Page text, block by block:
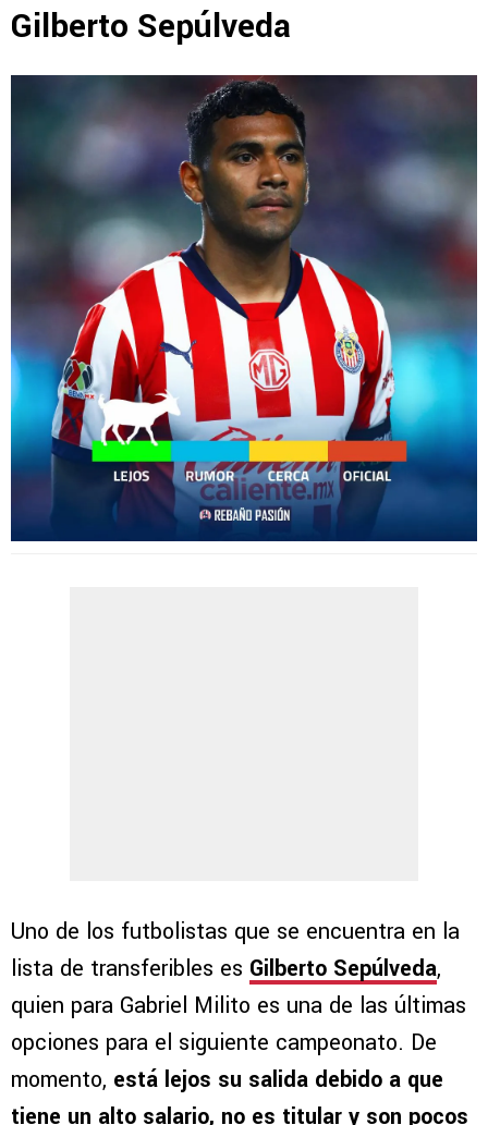
Gilberto Sepúlveda
Uno de los futbolistas que se encuentra en la
lista de transferibles es Gilberto Sepúlveda,
quien para Gabriel Milito es una de las últimas
opciones para el siguiente campeonato. De
momento, está lejos su salida debido a que
tiene un alto salario, no es titular y son pocos